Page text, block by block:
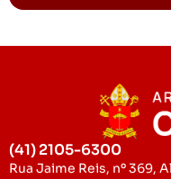
(41) 2105-6300
Rua Jaime Reis, nº 369,